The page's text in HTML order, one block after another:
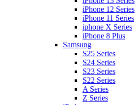
iPhone 12 Series
iPhone 11 Series
iphone X Series
iPhone 8 Plus
Samsung
S25 Series
S24 Series
S23 Series
S22 Series
A Series
Z Series